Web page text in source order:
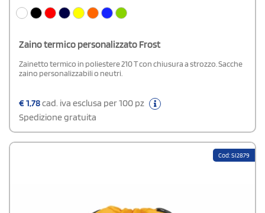
Zaino termico personalizzato Frost
Zainetto termico in poliestere 210 T con chiusura a strozzo. Sacche
zaino personalizzabili o neutri.
€1,78cad. iva esclusa per 100 pz
Spedizione gratuita
Cod: SI2879